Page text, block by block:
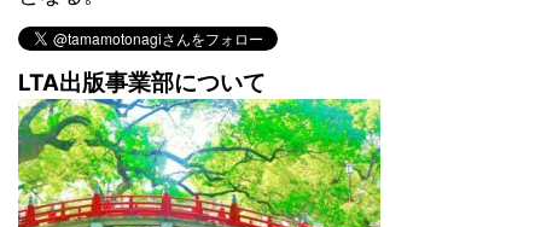
LTA出版事業部について